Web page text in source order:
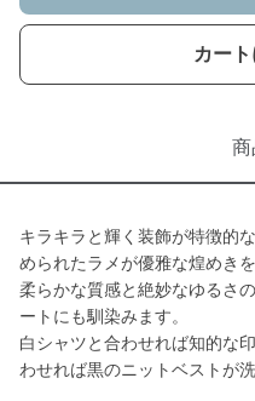
カー
商
キラキラと輝く装飾が特徴的
められたラメが優雅な煌めき
柔らかな質感と絶妙なゆるさ
ートにも馴染みます。
白シャツと合わせれば知的な
わせれば黒のニットベストが